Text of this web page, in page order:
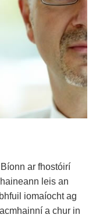
ar fhostóirí
leis an
iomaíocht ag
a chur in